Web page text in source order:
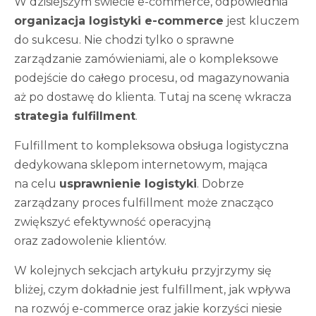
organizacja logistyki e-commerce jest kluczem
do sukcesu. Nie chodzi tylko o sprawne
zarządzanie zamówieniami, ale o kompleksowe
podejście do całego procesu, od magazynowania
aż po dostawę do klienta. Tutaj na scenę wkracza
strategia fulfillment.
Fulfillment to kompleksowa obsługa logistyczna
dedykowana sklepom internetowym, mająca
na celu usprawnienie logistyki. Dobrze
zarządzany proces fulfillment może znacząco
zwiększyć efektywność operacyjną
oraz zadowolenie klientów.
W kolejnych sekcjach artykułu przyjrzymy się
bliżej, czym dokładnie jest fulfillment, jak wpływa
na rozwój e-commerce oraz jakie korzyści niesie